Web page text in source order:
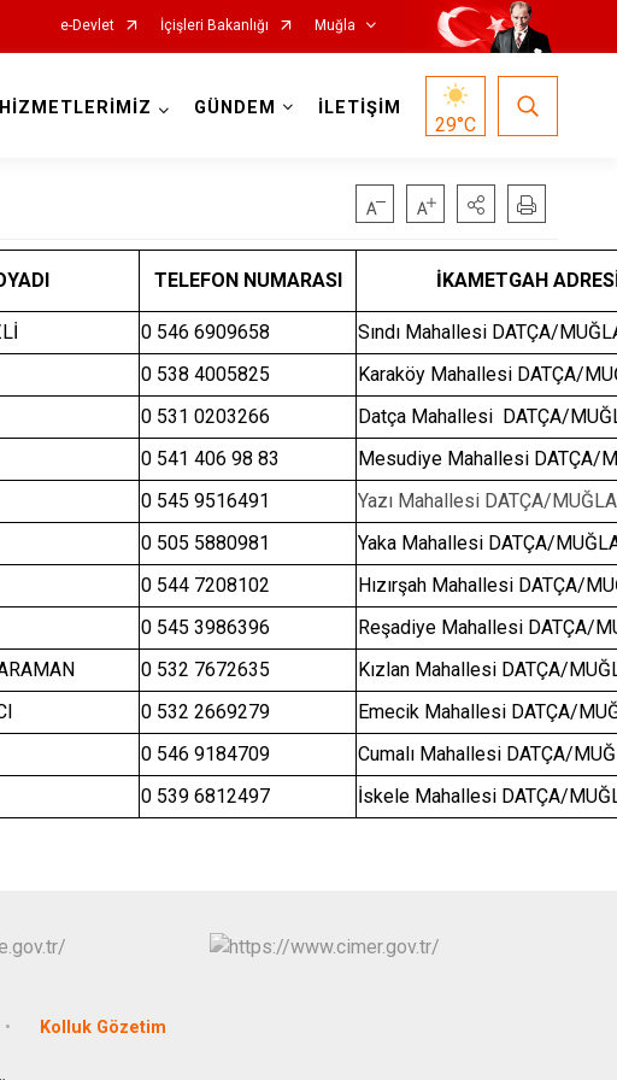
e-Devlet İçişleri Bakanlığı Muğla
Milas
Ortaca
Ula
Yatağan
Seydikemer
Menteşe
HİZMETLERİMİZ GÜNDEM İLETİŞİM
29°C
TELEFON NUMARASI İKAMETGAH
0 546 6909658
Sındı Mahallesi DATÇA/
0 538 4005825
Karaköy Mahallesi DATÇA/
0 531 0203266
Datça Mahallesi DATÇA/
0 541 406 98 83
Mesudiye Mahallesi DATÇA/
0 545 9516491
Yazı Mahallesi DATÇA/MUĞLA
0 505 5880981
Yaka Mahallesi DATÇA/
0 544 7208102
Hızırşah Mahallesi DATÇA/
0 545 3986396
Reşadiye Mahallesi DATÇA/
0 532 7672635
Kızlan Mahallesi DATÇA/
0 532 2669279
Emecik Mahallesi DATÇA/
0 546 9184709
Cumalı Mahallesi DATÇA/
0 539 6812497 İskele Mahallesi DATÇA/
Kolluk Gözetim